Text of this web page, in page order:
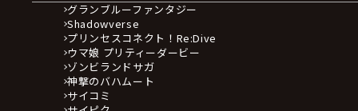
グランブルーファンタジー
Shadowverse
プリンセスコネクト！Re:Dive
ウマ娘 プリティーダービー
ゾンビランドサガ
神撃のバハムート
サイコミ